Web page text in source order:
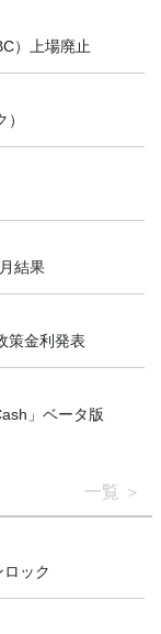
）上場廃止
結果
策金利発表
」ベータ版
一覧
ック